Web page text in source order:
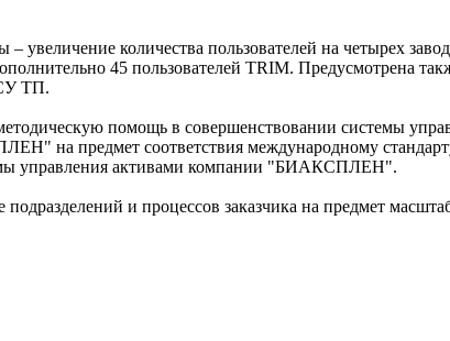
количества пользователей на четырех
45 пользователей TRIM. Предусмотрена
ТП.
помощь в совершенствовании системы
на предмет соответствия международному
управления активами компании "БИАКСПЛЕН".
и процессов заказчика на предмет